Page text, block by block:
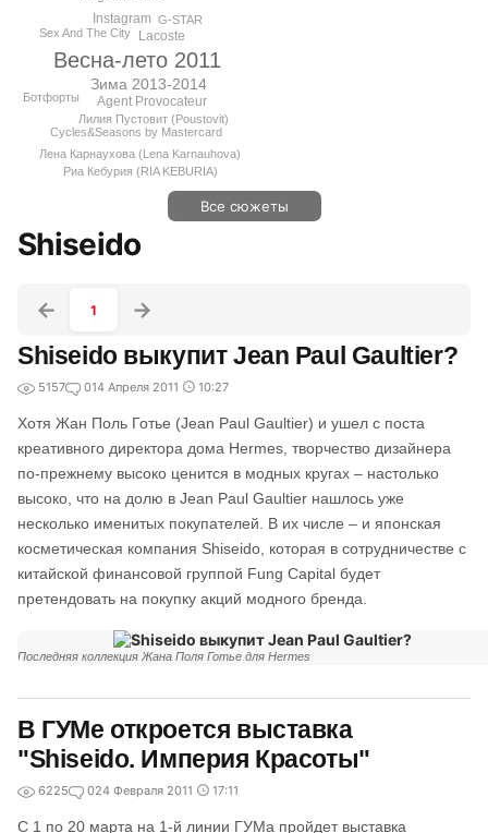
Весна-лето 2011
Зима 2013-2014
Lacoste
Instagram
Agent Provocateur
Лилия Пустовит (Poustovit)
Cycles&Seasons by Mastercard
Sex And The City
G-STAR
Лена Карнаухова (Lena Karnauhova)
Ботфорты
Риа Кебурия (RIA KEBURIA)
Все сюжеты
Shiseido
1
Shiseido выкупит Jean Paul Gaultier?
5157 014 Апреля 2011 10:27
Хотя Жан Поль Готье (Jean Paul Gaultier) и ушел с поста
креативного директора дома Hermes, творчество дизайнера
по-прежнему высоко ценится в модных кругах – настолько
высоко, что на долю в Jean Paul Gaultier нашлось уже
несколько именитых покупателей. В их числе – и японская
косметическая компания Shiseido, которая в сотрудничестве с
китайской финансовой группой Fung Capital будет
претендовать на покупку акций модного бренда.
Последняя коллекция Жана Поля Готье для Hermes
В ГУМе откроется выставка
"Shiseido. Империя Красоты"
6225 024 Февраля 2011 17:11
C 1 по 20 марта на 1-й линии ГУМа пройдет выставка